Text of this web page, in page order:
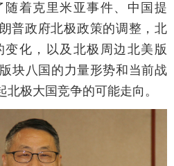
着克里米亚事件、中国提
普政府北极政策的调整，北
化，以及北极周边北美版
块八国的力量形势和当前战
极大国竞争的可能走向。